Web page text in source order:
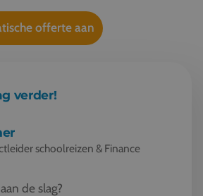
offerte aan
verder!
schoolreizen & Finance
de slag?